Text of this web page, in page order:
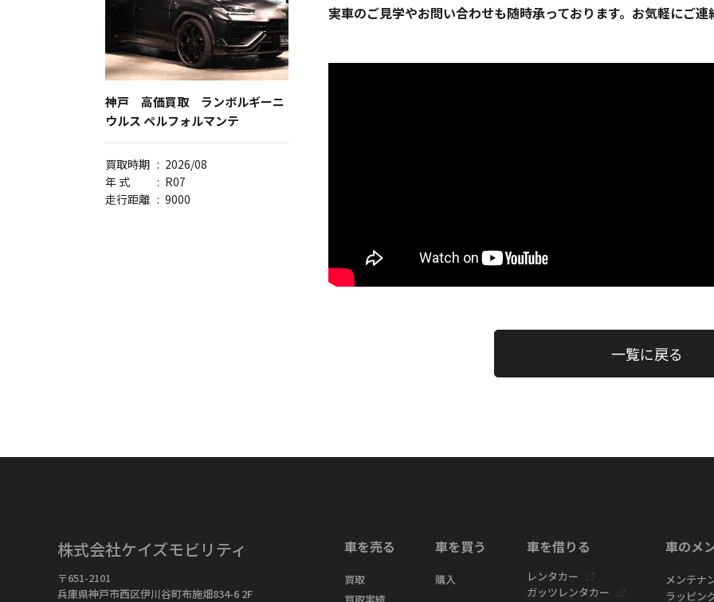
神戸 高価買取 ランボルギーニ
ウルス ペルフォルマンテ
買取時期 : 2026/08
年 式
: R07
走行距離 : 9000
実車のご見学やお問い合わせも随時承っております。お気軽にご連
一覧に戻る
株式会社ケイズモビリティ
〒651-2101
兵庫県神戸市西区伊川谷町布施畑834-6 2F
車を売る
買取
車を買う
購入
車を借りる
レンタカー
ガッツレンタカー
車のメ
メンテナ
ラッピン